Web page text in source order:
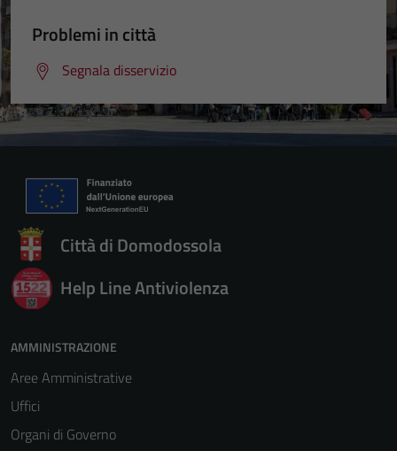
Problemi in città
Segnala disservizio
Città di Domodossola
Help Line Antiviolenza
AMMINISTRAZIONE
Aree Amministrative
Uffici
Organi di Governo